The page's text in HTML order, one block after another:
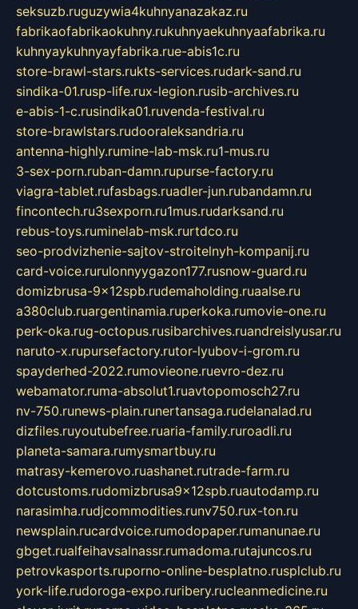
seksuzb.ruguzywia4kuhnyanazakaz.ru
fabrikaofabrikaokuhny.rukuhnyaekuhnyaafabrika.ru
kuhnyaykuhnyayfabrika.rue-abis1c.ru
store-brawl-stars.rukts-services.rudark-sand.ru
sindika-01.rusp-life.rux-legion.rusib-archives.ru
e-abis-1-c.rusindika01.ruvenda-festival.ru
store-brawlstars.rudooraleksandria.ru
antenna-highly.rumine-lab-msk.ru1-mus.ru
3-sex-porn.ruban-damn.rupurse-factory.ru
viagra-tablet.rufasbags.ruadler-jun.rubandamn.ru
fincontech.ru3sexporn.ru1mus.rudarksand.ru
rebus-toys.ruminelab-msk.rurtdco.ru
seo-prodvizhenie-sajtov-stroitelnyh-kompanij.ru
card-voice.rurulonnyygazon177.rusnow-guard.ru
domizbrusa-9x12spb.rudemaholding.ruaalse.ru
a380club.ruargentinamia.ruperkoka.rumovie-one.ru
perk-oka.rug-octopus.rusibarchives.ruandreislyusar.ru
naruto-x.rupursefactory.rutor-lyubov-i-grom.ru
spayderhed-2022.rumovieone.ruevro-dez.ru
webamator.ruma-absolut1.ruavtopomosch27.ru
nv-750.runews-plain.runertansaga.rudelanalad.ru
dizfiles.ruyoutubefree.ruaria-family.ruroadli.ru
planeta-samara.rumysmartbuy.ru
matrasy-kemerovo.ruashanet.rutrade-farm.ru
dotcustoms.rudomizbrusa9x12spb.ruautodamp.ru
narasimha.rudjcommodities.runv750.rux-ton.ru
newsplain.rucardvoice.rumodopaper.rumanunae.ru
gbget.rualfeihavsalnassr.rumadoma.rutajuncos.ru
petrovkasports.ruporno-online-besplatno.rusplclub.ru
york-life.rudoroga-expo.ruribery.rucleanmedicine.ru